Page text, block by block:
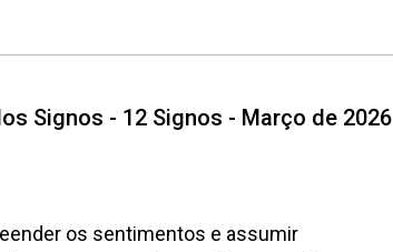
Signos - 12 Signos - Março de 2026
os sentimentos e assumir